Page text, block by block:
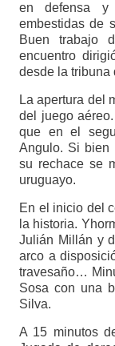
en defensa y
embestidas de
Buen trabajo
encuentro
desde la tribuna
La apertura del
del juego
que en el
Angulo. Si bien
su rechace se
uruguayo.
En el inicio del
la historia.
Julián Millán y
arco a
travesaño…
Sosa con una
Silva.
A 15 minutos